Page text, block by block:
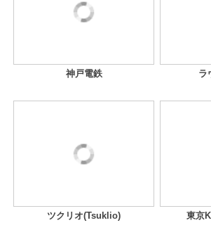
神戸電鉄 ラ
ツクリオ(Tsuklio) 東京